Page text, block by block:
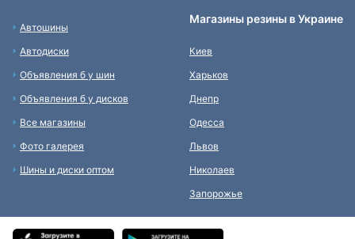
Автошины
Автодиски
Объявления б у шин
Объявления б у дисков
Все магазины
Фото галерея
Шины и диски оптом
Магазины резины в Украине
Киев
Харьков
Днепр
Одесса
Львов
Николаев
Запорожье